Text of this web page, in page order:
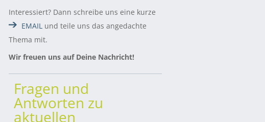
Interessiert? Dann schreibe uns eine kurze
EMAIL und teile uns das angedachte
Thema mit.
Wir freuen uns auf Deine Nachricht!
Fragen und
Antworten zu
aktuellen